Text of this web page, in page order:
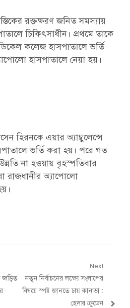
রক্তক্ষরণ জনিত সমস্যায়
চিকিৎসাধীন। প্রথমে তাকে
কলেজ হাসপাতালে ভর্তি
হাসপাতালে নেয়া হয়।
হিরনকে এয়ার অ্যাম্বুলেন্সে
ভর্তি করা হয়। পরে গত
না হওয়ায় বৃহস্পতিবার
রাজধানীর অ্যাপোলো
জড়িত
Next
Next
post:
নতুন নির্বাচনের লক্ষ্যে সংলাপের
বিষয়ে স্পষ্ট জানতে চায় কানাডা :
হেদার ক্রুডেন